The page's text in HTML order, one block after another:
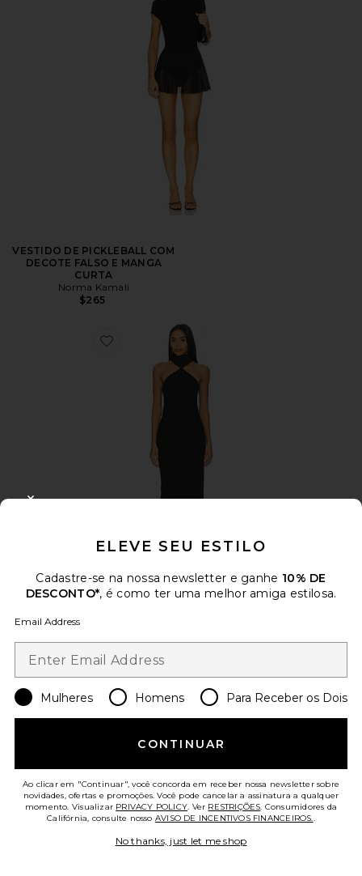
VESTIDO DE PICKLEBALL COM
DECOTE FALSO E MANGA
CURTA
Norma Kamali
$265
Vestido longo Ashton
$312
ELEVE SEU ESTILO
Cadastre-se na nossa newsletter e ganhe 10% DE
DESCONTO*, é como ter uma melhor amiga estilosa.
Email Address
Mulheres Homens Para Receber os Dois
CONTINUAR
Ao clicar em "Continuar", você concorda em receber nossa newsletter sobre
novidades, ofertas e promoções. Você pode cancelar a assinatura a qualquer
momento. Visualizar PRIVACY POLICY. Ver RESTRIÇÕES. Consumidores da
Califórnia, consulte nosso AVISO DE INCENTIVOS FINANCEIROS..
No thanks, just let me shop